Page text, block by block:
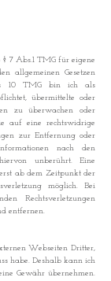
7 Abs.1 TMG für eigene
allgemeinen Gesetzen
10 TMG bin ich als
übermittelte oder
zu überwachen oder
auf eine rechtswidrige
zur Entfernung oder
nach den
unberührt. Eine
ab dem Zeitpunkt der
möglich. Bei
Rechtsverletzungen
entfernen.
Webseiten Dritter,
habe. Deshalb kann ich
Gewähr übernehmen.